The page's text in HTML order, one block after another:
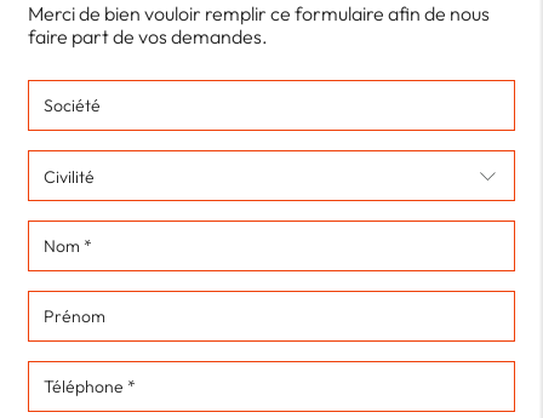
Merci de bien vouloir remplir ce formulaire afin de nous
faire part de vos demandes.